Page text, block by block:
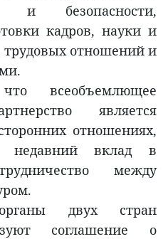
и безопасности,
кадров, науки и
трудовых отношений и
всеобъемлющее
является
отношениях,
вклад в
между
двух стран
соглашение о